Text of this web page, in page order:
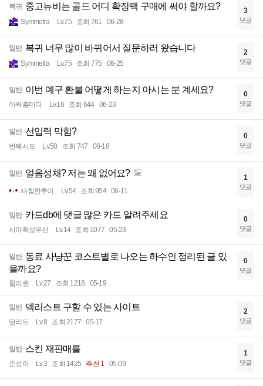
복귀 중고뉴비는 골드 어디 확장팩 구매에 써야 할까요?
Symmetra Lv.75 조회 761 06-28
3
댓글
일반 복귀 너무 많이 바뀌어서 질문하러 왔습니다
Symmetra Lv.75 조회 775 06-25
2
댓글
일반 이번 예구 환불 어떻게 하는지 아시는 분 계세요?
아싸흥마다 Lv.16 조회 644 06-23
0
댓글
일반 선입력 막힘?
번째시도 Lv.58 조회 747 06-18
0
댓글
일반 얼음성채? 저는 왜 없어요?
새침한루이 Lv.54 조회 954 06-11
1
댓글
일반 카드db에 댓글 많은 카드 알려주세요
시야확보우선 Lv.14 조회 1077 05-23
0
댓글
일반 동료 사냥꾼 코스트별로 나오는 하수인 정리된 글 있
을까요?
윌리퀀 Lv.27 조회 1218 05-19
0
댓글
일반 덱리스트 구할 수 있는 사이트
달리트 Lv.8 조회 2177 05-17
2
댓글
일반 스킨 재판매를
준성아 Lv.3 조회 1425 추천 1 05-09
1
댓글